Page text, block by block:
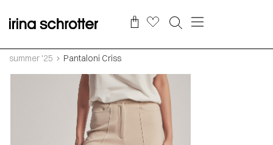
summer '25 Pantaloni Criss